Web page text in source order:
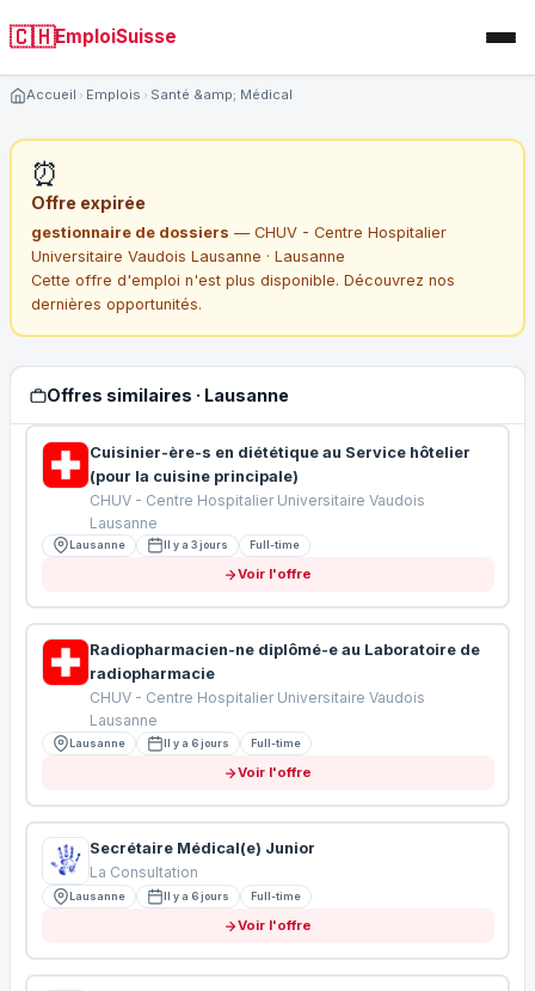
🇨🇭EmploiSuisse
Accueil Emplois Santé &amp; Médical
⏰
Offre expirée
gestionnaire de dossiers — CHUV - Centre Hospitalier
Universitaire Vaudois Lausanne · Lausanne
Cette offre d'emploi n'est plus disponible. Découvrez nos
dernières opportunités.
Offres similaires · Lausanne
Cuisinier-ère-s en diététique au Service hôtelier
(pour la cuisine principale)
CHUV - Centre Hospitalier Universitaire Vaudois
Lausanne
Lausanne Il y a 3 jours Full-time
Voir l'offre
Radiopharmacien-ne diplômé-e au Laboratoire de
radiopharmacie
CHUV - Centre Hospitalier Universitaire Vaudois
Lausanne
Lausanne Il y a 6 jours Full-time
Voir l'offre
Secrétaire Médical(e) Junior
La Consultation
Lausanne Il y a 6 jours Full-time
Voir l'offre